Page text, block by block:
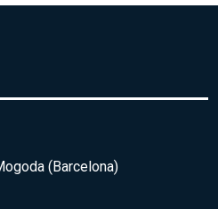
(Barcelona)